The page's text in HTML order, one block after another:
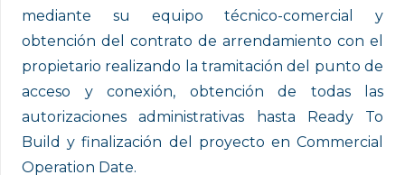
mediante su equipo técnico-comercial y
obtención del contrato de arrendamiento con el
propietario realizando la tramitación del punto de
acceso y conexión, obtención de todas las
autorizaciones administrativas hasta Ready To
Build y finalización del proyecto en Commercial
Operation Date.